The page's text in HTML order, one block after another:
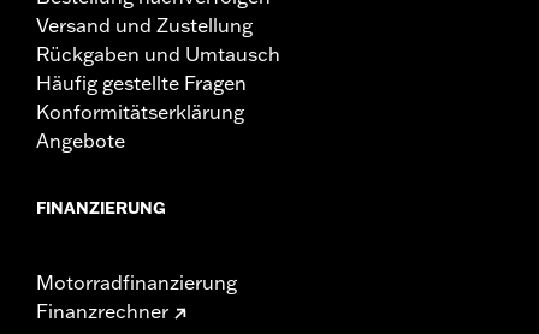
Versand und Zustellung
Rückgaben und Umtausch
Häufig gestellte Fragen
Konformitätserklärung
Angebote
FINANZIERUNG
Motorradfinanzierung
Finanzrechner